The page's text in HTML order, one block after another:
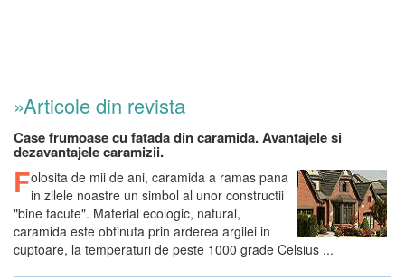
»Articole din revista
Case frumoase cu fatada din caramida. Avantajele si
dezavantajele caramizii.
Folosita de mii de ani, caramida a ramas pana
in zilele noastre un simbol al unor constructii
"bine facute". Material ecologic, natural,
caramida este obtinuta prin arderea argilei in
cuptoare, la temperaturi de peste 1000 grade Celsius ...